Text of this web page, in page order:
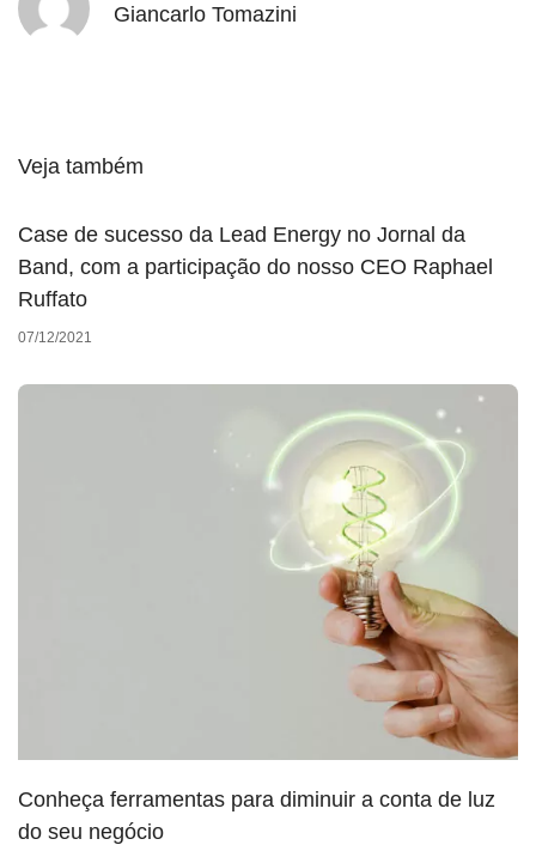
Giancarlo Tomazini
Veja também
Case de sucesso da Lead Energy no Jornal da
Band, com a participação do nosso CEO Raphael
Ruffato
07/12/2021
Conheça ferramentas para diminuir a conta de luz
do seu negócio